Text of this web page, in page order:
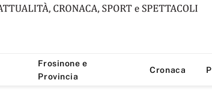
Frosinone e
Provincia
Cronaca